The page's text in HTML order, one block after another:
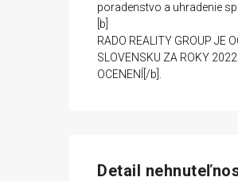
poradenstvo a uhradenie
[b]
RADO REALITY GROUP JE
SLOVENSKU ZA ROKY
OCENENÍ[/b].
Detail